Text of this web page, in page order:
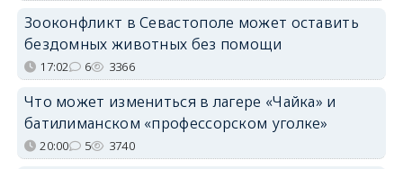
Зооконфликт в Севастополе может оставить
бездомных животных без помощи
17:02 6 3366
Что может измениться в лагере «Чайка» и
батилиманском «профессорском уголке»
20:00 5 3740